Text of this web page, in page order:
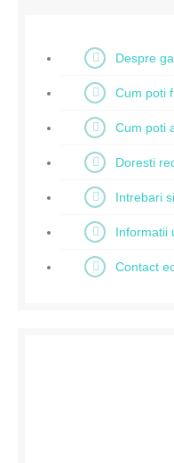
Despre
Cum poti
Cum poti
Doresti
Intrebari
Informatii
Contact